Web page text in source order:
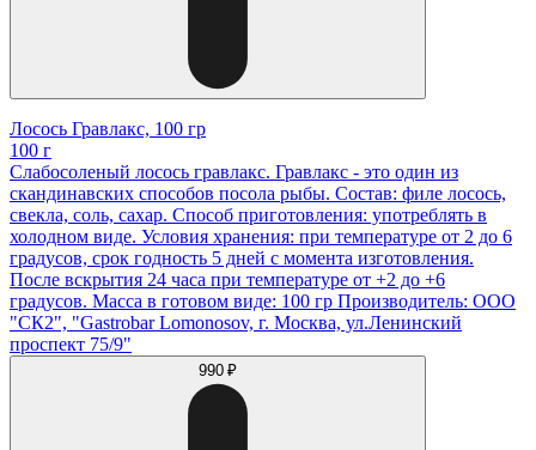
Лосось Гравлакс, 100 гр
100 г
Слабосоленый лосось гравлакс. Гравлакс - это один из
скандинавских способов посола рыбы. Состав: филе лосось,
свекла, соль, сахар. Способ приготовления: употреблять в
холодном виде. Условия хранения: при температуре от 2 до 6
градусов, срок годность 5 дней с момента изготовления.
После вскрытия 24 часа при температуре от +2 до +6
градусов. Масса в готовом виде: 100 гр Производитель: ООО
"СК2", "Gastrobar Lomonosov, г. Москва, ул.Ленинский
проспект 75/9"
990 ₽